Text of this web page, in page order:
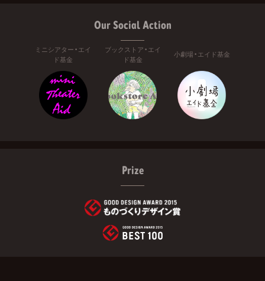
Our Social Action
ミニシアター・エイ
ド基金
ブックストア・エイ
ド基金
小劇場・エイド基金
Prize